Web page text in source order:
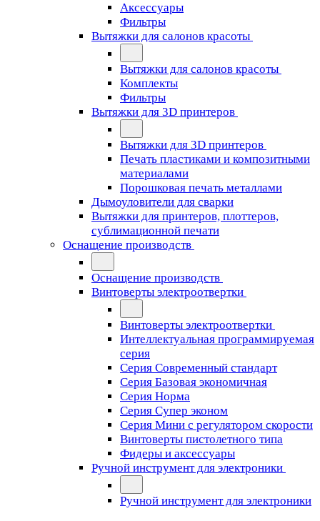
Аксессуары
Фильтры
Вытяжки для салонов красоты
Вытяжки для салонов красоты
Комплекты
Фильтры
Вытяжки для 3D принтеров
Вытяжки для 3D принтеров
Печать пластиками и композитными
материалами
Порошковая печать металлами
Дымоуловители для сварки
Вытяжки для принтеров, плоттеров,
сублимационной печати
Оснащение производств
Оснащение производств
Винтоверты электроотвертки
Винтоверты электроотвертки
Интеллектуальная программируемая
серия
Серия Современный стандарт
Серия Базовая экономичная
Серия Норма
Серия Cупер эконом
Серия Мини с регулятором скорости
Винтоверты пистолетного типа
Фидеры и аксессуары
Ручной инструмент для электроники
Ручной инструмент для электроники